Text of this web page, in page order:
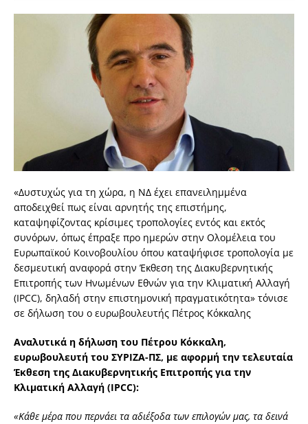
«Δυστυχώς για τη χώρα, η ΝΔ έχει επανειλημμένα
αποδειχθεί πως είναι αρνητής της επιστήμης,
καταψηφίζοντας κρίσιμες τροπολογίες εντός και εκτός
συνόρων, όπως έπραξε προ ημερών στην Ολομέλεια του
Ευρωπαϊκού Κοινοβουλίου όπου καταψήφισε τροπολογία με
δεσμευτική αναφορά στην Έκθεση της Διακυβερνητικής
Επιτροπής των Ηνωμένων Εθνών για την Κλιματική Αλλαγή
(IPCC), δηλαδή στην επιστημονική πραγματικότητα» τόνισε
σε δήλωση του ο ευρωβουλευτής Πέτρος Κόκκαλης
Αναλυτικά η δήλωση του Πέτρου Κόκκαλη,
ευρωβουλευτή του ΣΥΡΙΖΑ-ΠΣ, με αφορμή την τελευταία
Έκθεση της Διακυβερνητικής Επιτροπής για την
Κλιματική Αλλαγή (IPCC):
«Κάθε μέρα που περνάει τα αδιέξοδα των επιλογών μας, τα δεινά